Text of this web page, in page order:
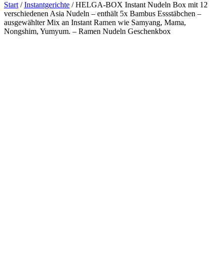
Start /Instantgerichte / HELGA-BOX Instant Nudeln Box mit 12
verschiedenen Asia Nudeln – enthält 5x Bambus Essstäbchen –
ausgewählter Mix an Instant Ramen wie Samyang, Mama,
Nongshim, Yumyum. – Ramen Nudeln Geschenkbox